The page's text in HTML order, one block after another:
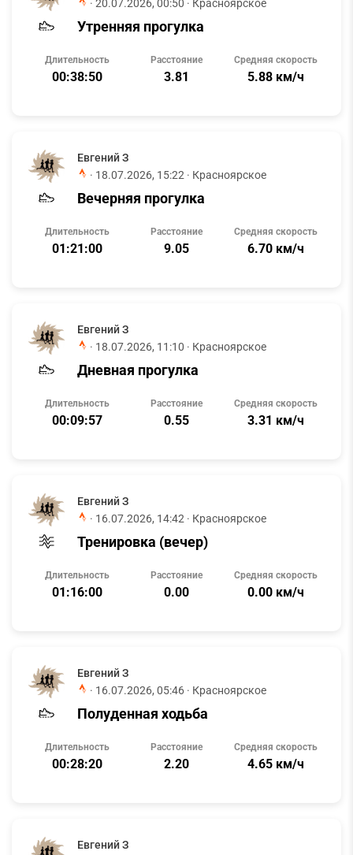
· 20.07.2026, 00:50 · Красноярское
Утренняя прогулка
Длительность
00:38:50
Расстояние
3.81
Средняя скорость
5.88 км/ч
Евгений З
· 18.07.2026, 15:22 · Красноярское
Вечерняя прогулка
Длительность
01:21:00
Расстояние
9.05
Средняя скорость
6.70 км/ч
Евгений З
· 18.07.2026, 11:10 · Красноярское
Дневная прогулка
Длительность
00:09:57
Расстояние
0.55
Средняя скорость
3.31 км/ч
Евгений З
· 16.07.2026, 14:42 · Красноярское
Тренировка (вечер)
Длительность
01:16:00
Расстояние
0.00
Средняя скорость
0.00 км/ч
Евгений З
· 16.07.2026, 05:46 · Красноярское
Полуденная ходьба
Длительность
00:28:20
Расстояние
2.20
Средняя скорость
4.65 км/ч
Евгений З